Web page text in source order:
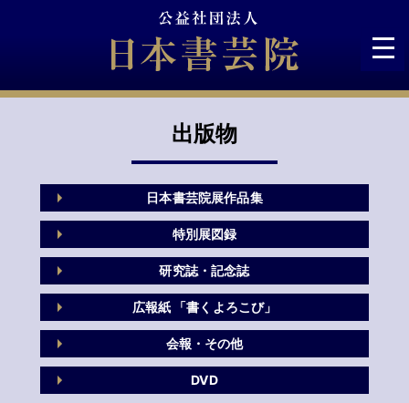
出版物
日本書芸院展作品集
特別展図録
研究誌・記念誌
広報紙 「書くよろこび」
会報・その他
DVD